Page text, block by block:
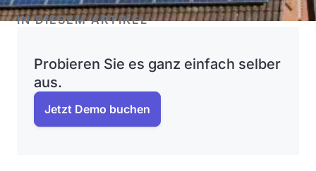
IN DIESEM ARTIKEL
Probieren Sie es ganz einfach selber
aus.
Jetzt Demo buchen